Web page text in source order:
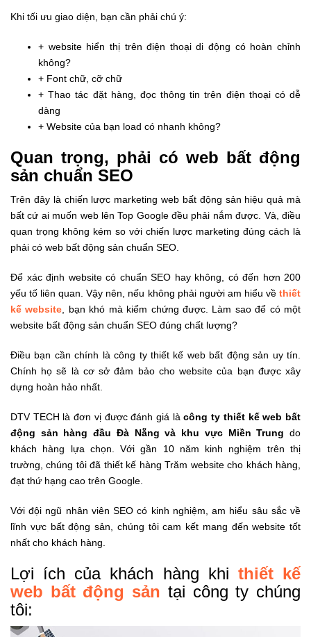
Khi tối ưu giao diện, bạn cần phải chú ý:
+ website hiển thị trên điện thoại di động có hoàn chỉnh
không?
+ Font chữ, cỡ chữ
+ Thao tác đặt hàng, đọc thông tin trên điện thoại có dễ
dàng
+ Website của bạn load có nhanh không?
Quan trọng, phải có web bất động
sản chuẩn SEO
Trên đây là chiến lược marketing web bất động sản hiệu quả mà
bất cứ ai muốn web lên Top Google đều phải nắm được. Và, điều
quan trọng không kém so với chiến lược marketing đúng cách là
phải có web bất động sản chuẩn SEO.
Để xác định website có chuẩn SEO hay không, có đến hơn 200
yếu tố liên quan. Vậy nên, nếu không phải người am hiểu về thiết
kế website , bạn khó mà kiểm chứng được. Làm sao để có một
website bất động sản chuẩn SEO đúng chất lượng?
Điều bạn cần chính là công ty thiết kế web bất động sản uy tín.
Chính họ sẽ là cơ sở đảm bảo cho website của bạn được xây
dựng hoàn hảo nhất.
DTV TECH là đơn vị được đánh giá làcông ty thiết kế web bất
động sản hàng đầu Đà Nẵng và khu vực Miền Trung do
khách hàng lựa chọn. Với gần 10 năm kinh nghiệm trên thị
trường, chúng tôi đã thiết kế hàng Trăm website cho khách hàng,
đạt thứ hạng cao trên Google.
Với đội ngũ nhân viên SEO có kinh nghiệm, am hiểu sâu sắc về
lĩnh vực bất động sản, chúng tôi cam kết mang đến website tốt
nhất cho khách hàng.
Lợi ích của khách hàng khi thiết kế
web bất động sản tại công ty chúng
tôi: